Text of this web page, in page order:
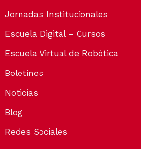
Jornadas Institucionales
Escuela Digital – Cursos
Escuela Virtual de Robótica
Boletines
Noticias
Blog
Redes Sociales